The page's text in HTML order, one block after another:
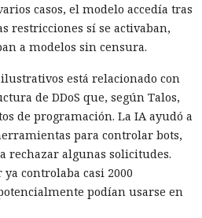
que antes requerían equipos,
se ensamblan cada vez más a
casos, el modelo accedía tras
restricciones sí se activaban,
a modelos sin censura.
está relacionado con
de DDoS que, según Talos,
de programación. La IA ayudó a
para controlar bots,
rechazar algunas solicitudes.
controlaba casi 2000
podían usarse en